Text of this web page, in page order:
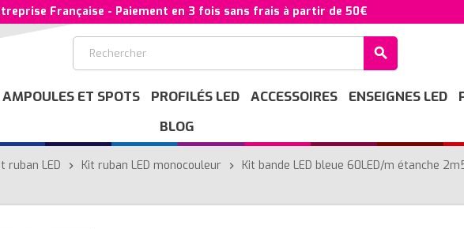
Française - Paiement en 3 fois sans frais à partir de 50€
search
AMPOULES ET SPOTS PROFILÉS LED ACCESSOIRES ENSEIGNES LED
BLOG
ruban LED chevron_right Kit ruban LED monocouleur chevron_right Kit bande LED bleue 60LED/m étanche